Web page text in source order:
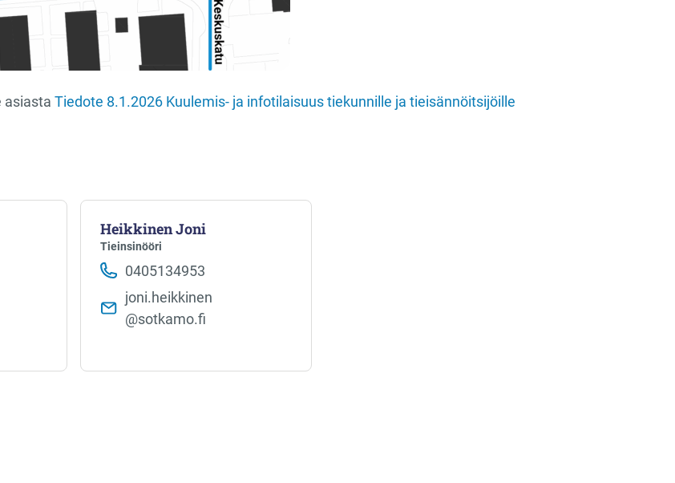
asiasta Tiedote 8.1.2026 Kuulemis- ja infotilaisuus tiekunnille ja tieisännöitsijöille
Heikkinen Joni
Tieinsinööri
0405134953
joni.heikkinen​
@sotkamo.fi